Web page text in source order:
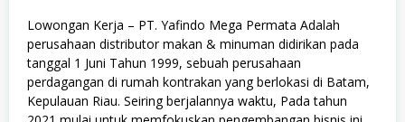
Lowongan Kerja – PT. Yafindo Mega Permata Adalah
perusahaan distributor makan & minuman didirikan pada
tanggal 1 Juni Tahun 1999, sebuah perusahaan
perdagangan di rumah kontrakan yang berlokasi di Batam,
Kepulauan Riau. Seiring berjalannya waktu, Pada tahun